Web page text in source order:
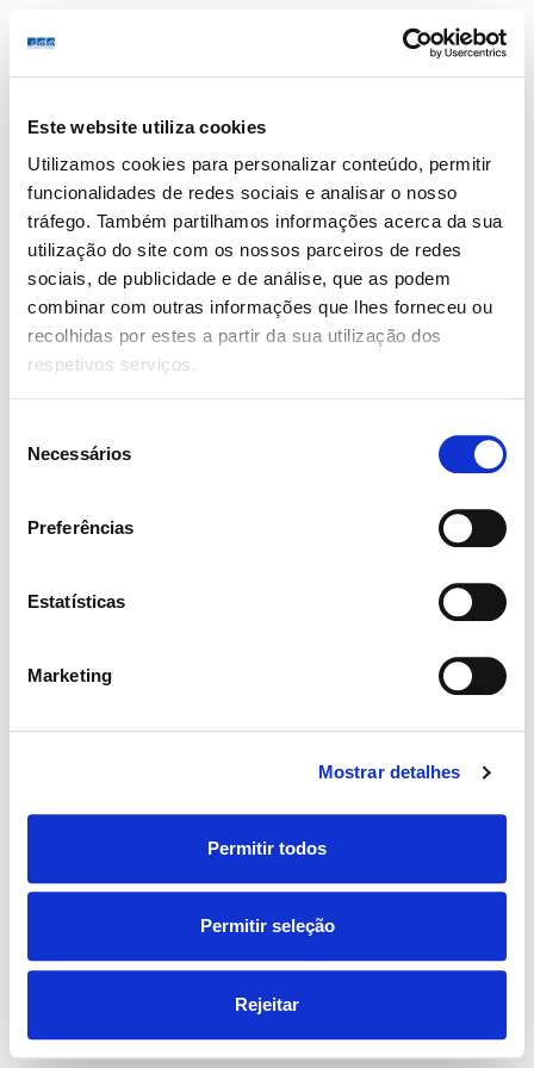
Este website utiliza cookies
Utilizamos cookies para personalizar conteúdo, permitir
funcionalidades de redes sociais e analisar o nosso
tráfego. Também partilhamos informações acerca da sua
utilização do site com os nossos parceiros de redes
sociais, de publicidade e de análise, que as podem
combinar com outras informações que lhes forneceu ou
recolhidas por estes a partir da sua utilização dos
respetivos serviços.
Necessários
Preferências
Estatísticas
Marketing
Mostrar detalhes
Permitir todos
Permitir seleção
Rejeitar
Siga-nos
© 2025 CMM-Centros Médicos e Reabilitação